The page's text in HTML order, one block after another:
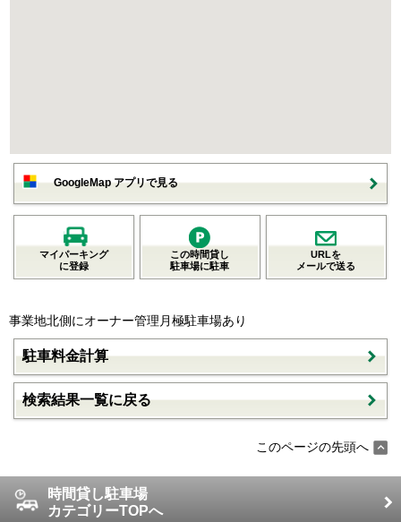
GoogleMap アプリで見る
マイパーキング
に登録
この時間貸し
駐車場に駐車
URLを
メールで送る
事業地北側にオーナー管理月極駐車場あり
駐車料金計算
検索結果一覧に戻る
このページの先頭へ
時間貸し駐車場
カテゴリーTOPへ